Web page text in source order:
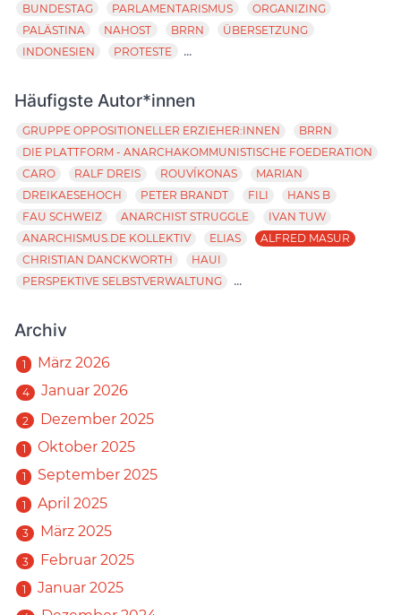
BUNDESTAG
PARLAMENTARISMUS
ORGANIZING
PALÄSTINA
NAHOST BRRN
ÜBERSETZUNG
INDONESIEN
PROTESTE ...
Häufigste Autor*innen
GRUPPE OPPOSITIONELLER ERZIEHER:INNEN
BRRN
DIE PLATTFORM - ANARCHAKOMMUNISTISCHE FOEDERATION
CARO
RALF DREIS ROUVÍKONAS
MARIAN
DREIKAESEHOCH
PETER BRANDT FILI
HANS B
FAU SCHWEIZ
ANARCHIST STRUGGLE
IVAN TUW
ANARCHISMUS.DE KOLLEKTIV
ELIAS
ALFRED MASUR
CHRISTIAN DANCKWORTH
HAUI
PERSPEKTIVE SELBSTVERWALTUNG
...
Archiv
1 März 2026
4 Januar 2026
2 Dezember 2025
1 Oktober 2025
1 September 2025
1 April 2025
3 März 2025
3 Februar 2025
1 Januar 2025